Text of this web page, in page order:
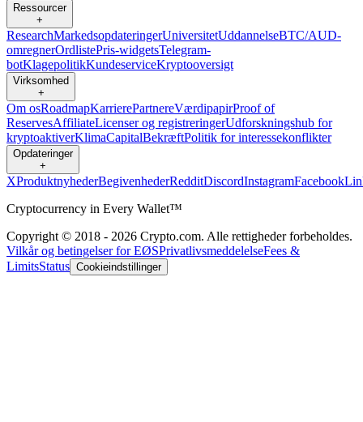
Ressourcer
+
ResearchMarkedsopdateringerUniversitetUddannelseBTC/AUD-
omregnerOrdlistePris-widgetsTelegram-
botKlagepolitikKundeserviceKryptooversigt
Virksomhed
+
Om osRoadmapKarrierePartnereVærdipapirProof of
ReservesAffiliateLicenser og registreringerUdforskningshub for
kryptoaktiverKlimaCapitalBekræftPolitik for interessekonflikter
Opdateringer
+
XProduktnyhederBegivenhederRedditDiscordInstagramFacebook
Cryptocurrency in Every Wallet™
Copyright © 2018 - 2026 Crypto.com. Alle rettigheder forbeholdes.
Vilkår og betingelser for EØSPrivatlivsmeddelelseFees &
LimitsStatus Cookieindstillinger